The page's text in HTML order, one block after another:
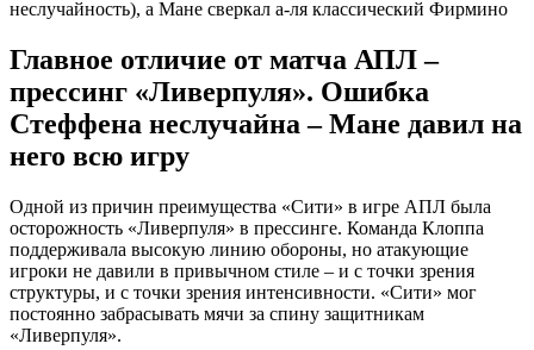
Главное отличие от матча АПЛ –
прессинг «Ливерпуля». Ошибка
Стеффена неслучайна – Мане давил на
него всю игру
Одной из причин преимущества «Сити» в игре АПЛ была
осторожность «Ливерпуля» в прессинге. Команда Клоппа
поддерживала высокую линию обороны, но атакующие
игроки не давили в привычном стиле – и с точки зрения
структуры, и с точки зрения интенсивности. «Сити» мог
постоянно забрасывать мячи за спину защитникам
«Ливерпуля».